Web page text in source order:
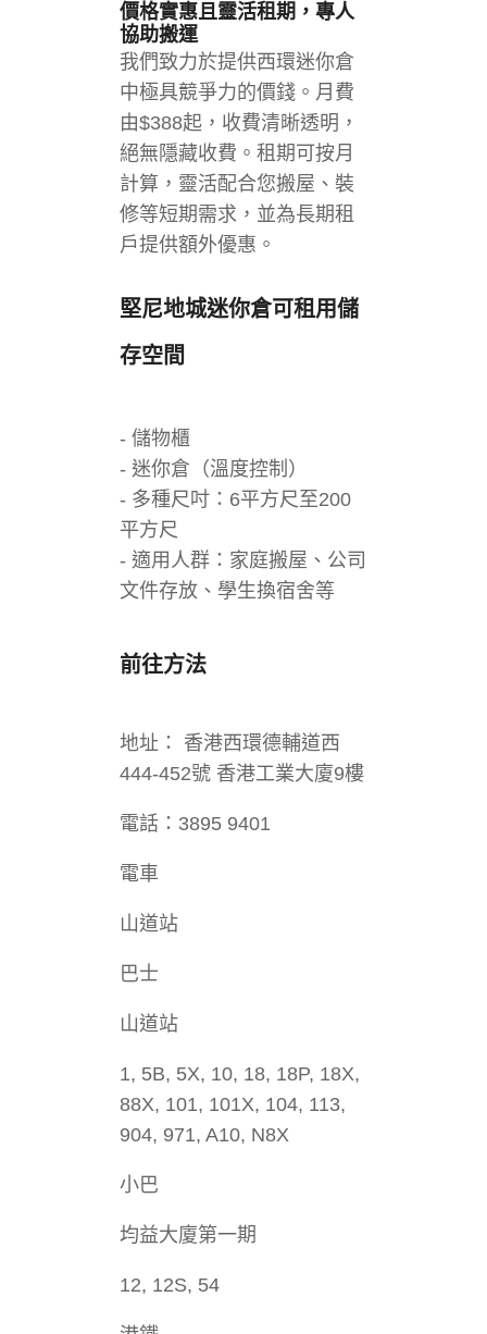
價格實惠且靈活租期，專人
協助搬運
我們致力於提供西環迷你倉
中極具競爭力的價錢。月費
由$388起，收費清晰透明，
絕無隱藏收費。租期可按月
計算，靈活配合您搬屋、裝
修等短期需求，並為長期租
戶提供額外優惠。
堅尼地城迷你倉可租用儲
存空間
- 儲物櫃
- 迷你倉（溫度控制）
- 多種尺吋：6平方尺至200
平方尺
- 適用人群：家庭搬屋、公司
文件存放、學生換宿舍等
前往方法
地址： 香港西環德輔道西
444-452號 香港工業大廈9樓
電話：3895 9401
電車
山道站
巴士
山道站
1, 5B, 5X, 10, 18, 18P, 18X,
88X, 101, 101X, 104, 113,
904, 971, A10, N8X
小巴
均益大廈第一期
12, 12S, 54